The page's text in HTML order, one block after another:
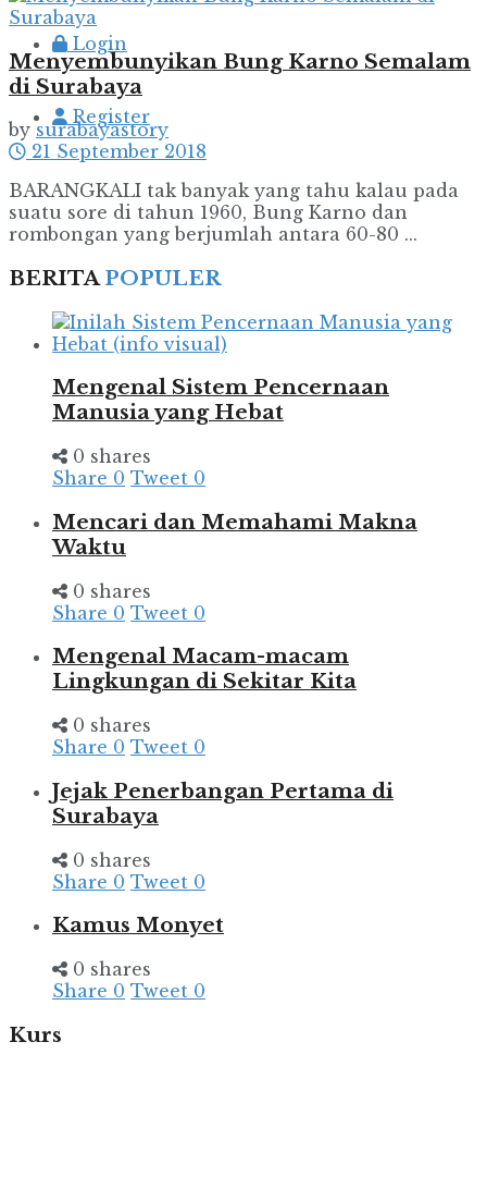
Login
Register
Menyembunyikan Bung Karno Semalam
di Surabaya
by surabayastory
21 September 2018
BARANGKALI tak banyak yang tahu kalau pada
suatu sore di tahun 1960, Bung Karno dan
rombongan yang berjumlah antara 60-80 ...
BERITAPOPULER
Mengenal Sistem Pencernaan
Manusia yang Hebat
0 shares
Share 0 Tweet 0
Mencari dan Memahami Makna
Waktu
0 shares
Share 0 Tweet 0
Mengenal Macam-macam
Lingkungan di Sekitar Kita
0 shares
Share 0 Tweet 0
Jejak Penerbangan Pertama di
Surabaya
0 shares
Share 0 Tweet 0
Kamus Monyet
0 shares
Share 0 Tweet 0
Kurs